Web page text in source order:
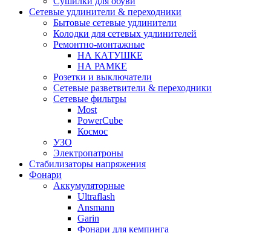
Сетевые удлинители & переходники
Бытовые сетевые удлинители
Колодки для сетевых удлинителей
Ремонтно-монтажные
НА КАТУШКЕ
НА РАМКЕ
Розетки и выключатели
Сетевые разветвители & переходники
Сетевые фильтры
Most
PowerCube
Космос
УЗО
Электропатроны
Стабилизаторы напряжения
Фонари
Аккумуляторные
Ultraflash
Ansmann
Garin
Фонари для кемпинга